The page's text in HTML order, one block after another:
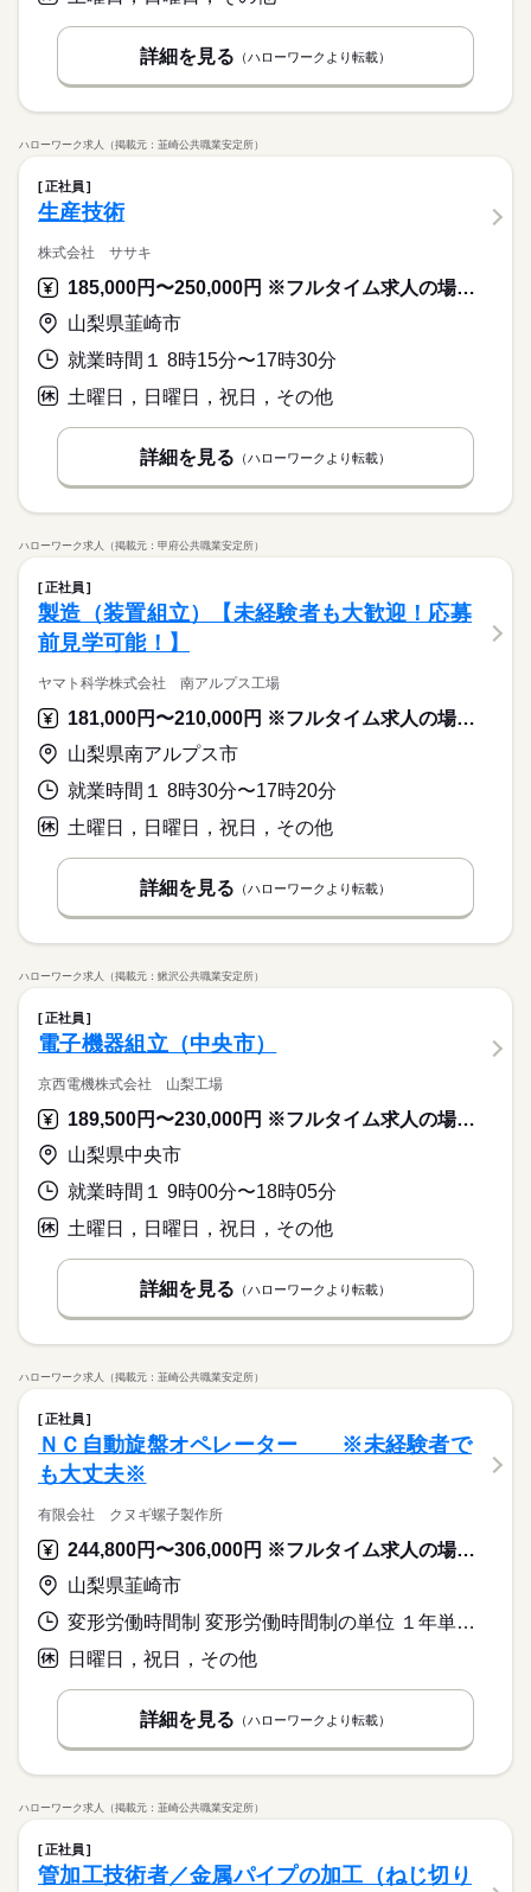
詳細を見る （ハローワークより転載）
ハローワーク求人（掲載元：韮崎公共職業安定所）
正社員
生産技術
株式会社 ササキ
185,000円〜250,000円 ※フルタイム求人の場合は月額（換算額）、パート求人の場合は時間額を表示しています。
山梨県韮崎市
就業時間１ 8時15分〜17時30分
土曜日，日曜日，祝日，その他
詳細を見る （ハローワークより転載）
ハローワーク求人（掲載元：甲府公共職業安定所）
正社員
製造（装置組立）【未経験者も大歓迎！応募
前見学可能！】
ヤマト科学株式会社 南アルプス工場
181,000円〜210,000円 ※フルタイム求人の場合は月額（換算額）、パート求人の場合は時間額を表示しています。
山梨県南アルプス市
就業時間１ 8時30分〜17時20分
土曜日，日曜日，祝日，その他
詳細を見る （ハローワークより転載）
ハローワーク求人（掲載元：鰍沢公共職業安定所）
正社員
電子機器組立（中央市）
京西電機株式会社 山梨工場
189,500円〜230,000円 ※フルタイム求人の場合は月額（換算額）、パート求人の場合は時間額を表示しています。
山梨県中央市
就業時間１ 9時00分〜18時05分
土曜日，日曜日，祝日，その他
詳細を見る （ハローワークより転載）
ハローワーク求人（掲載元：韮崎公共職業安定所）
正社員
ＮＣ自動旋盤オペレーター ※未経験者で
も大丈夫※
有限会社 クヌギ螺子製作所
244,800円〜306,000円 ※フルタイム求人の場合は月額（換算額）、パート求人の場合は時間額を表示しています。
山梨県韮崎市
変形労働時間制 変形労働時間制の単位 １年単位 就業時間１ 8時00分〜17時00分
日曜日，祝日，その他
詳細を見る （ハローワークより転載）
ハローワーク求人（掲載元：韮崎公共職業安定所）
正社員
管加工技術者／金属パイプの加工（ねじ切り